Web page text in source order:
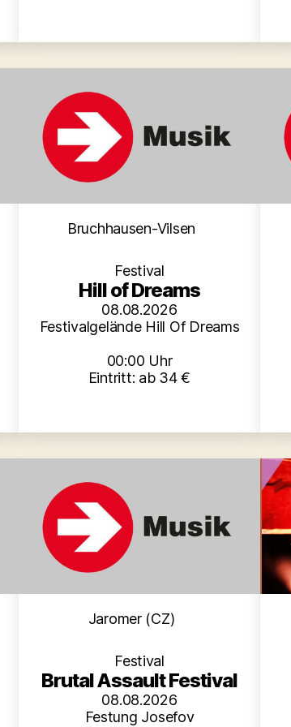
Kategorien
Bruchhausen-Vilsen
Festival
Hill of Dreams
08.08.2026
Festivalgelände Hill Of Dreams
00:00 Uhr
Eintritt: ab 34 €
Kategorien
Jaromer (CZ)
Festival
Brutal Assault Festival
08.08.2026
Festung Josefov